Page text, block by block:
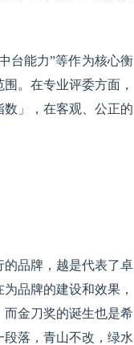
台能力”等作为核心衡
。在专业评委方面，
」，在客观、公正的
品牌，越是代表了卓
品牌的建设和效果，
金刀奖的诞生也是希
落，青山不改，绿水